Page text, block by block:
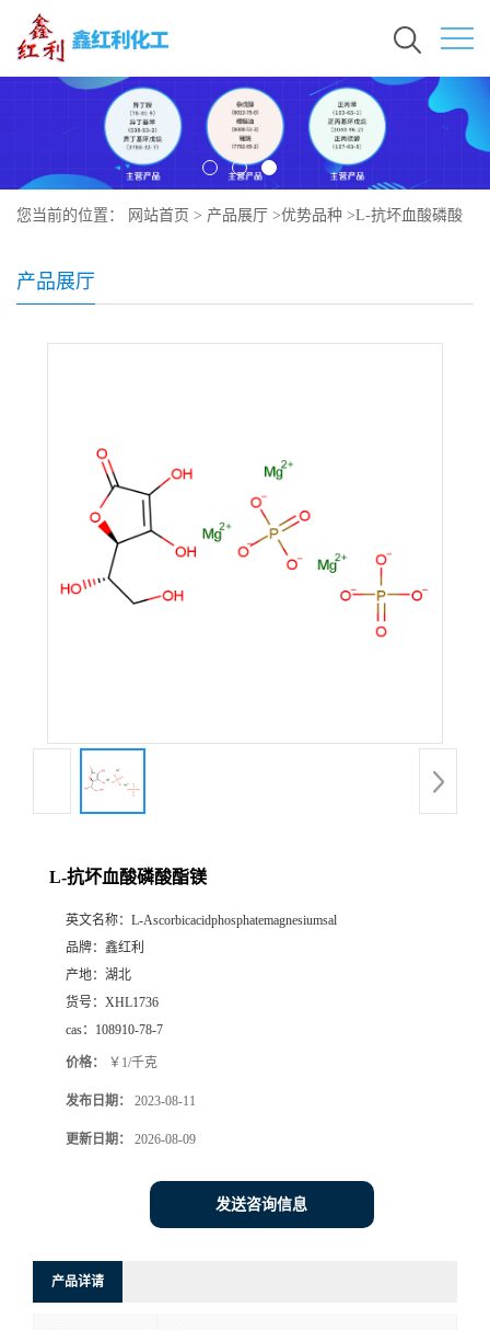
您当前的位置： 网站首页 > 产品展厅 >优势品种 >L-抗坏血酸磷酸
产品展厅
L-抗坏血酸磷酸酯镁
英文名称： L-Ascorbicacidphosphatemagnesiumsal
品牌： 鑫红利
产地： 湖北
货号： XHL1736
cas： 108910-78-7
价格： ￥1/千克
发布日期： 2023-08-11
更新日期： 2026-08-09
发送咨询信息
产品详请